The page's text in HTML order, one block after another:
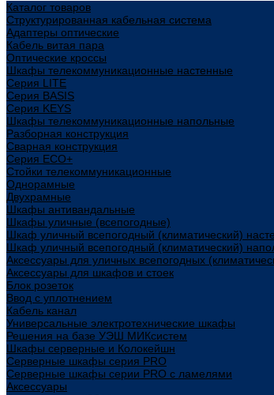
Каталог товаров
Структурированная кабельная система
Адаптеры оптические
Кабель витая пара
Оптические кроссы
Шкафы телекоммуникационные настенные
Cерия LITE
Cерия BASIS
Cерия KEYS
Шкафы телекоммуникационные напольные
Разборная конструкция
Сварная конструкция
Серия ECO+
Стойки телекоммуникационные
Однорамные
Двухрамные
Шкафы антивандальные
Шкафы уличные (всепогодные)
Шкаф уличный всепогодный (климатический)
Шкаф уличный всепогодный (климатический)
Аксессуары для уличных всепогодных
Аксессуары для шкафов и стоек
Блок розеток
Ввод с уплотнением
Кабель канал
Универсальные электротехнические шкафы
Решения на базе УЭШ МИКсистем
Шкафы серверные и Колокейшн
Серверные шкафы серия PRO
Серверные шкафы серии PRO с ламелями
Аксессуары